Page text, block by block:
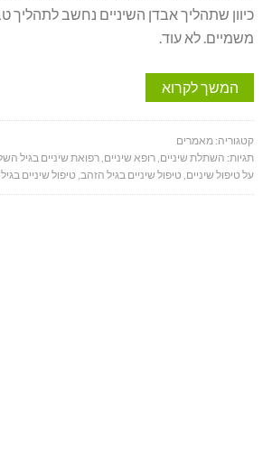
כיוון שתהליך אבדן השיניים נחשב לתהליך
משמיים. לא עוד.
המשך לקרוא
קטגוריה: מאמרים
תגיות: השתלת שיניים,רופא שיניים,רפואת שיניים בגיל
על טיפול שיניים, טיפול שיניים בגיל הזהב,טיפול שיניים